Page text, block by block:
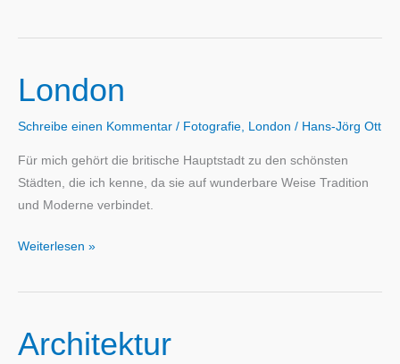
London
Schreibe einen Kommentar / Fotografie London / Hans-Jörg Ott
Für mich gehört die britische Hauptstadt zu den schönsten
Städten, die ich kenne, da sie auf wunderbare Weise Tradition
und Moderne verbindet.
London
Weiterlesen »
Architektur